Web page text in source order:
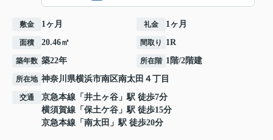
敷金 1ヶ月 礼金 1ヶ月
面積 20.46㎡ 間取り 1R
築年数 築22年 所在階 1階/2階建
所在地 神奈川県横浜市南区南太田 ４丁目
交通 京急本線 「 井土ヶ谷 」駅 徒歩7分
横須賀線 「 保土ケ谷 」駅 徒歩15分
京急本線 「 南太田 」駅 徒歩20分